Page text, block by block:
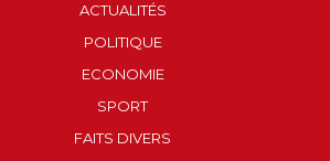
ACTUALITÉS
POLITIQUE
ECONOMIE
SPORT
FAITS DIVERS